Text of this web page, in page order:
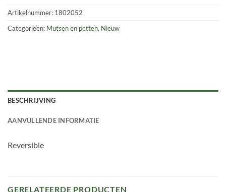
Artikelnummer: 1802052
Categorieën: Mutsen en petten, Nieuw
BESCHRIJVING
AANVULLENDE INFORMATIE
Reversible
GERELATEERDE PRODUCTEN